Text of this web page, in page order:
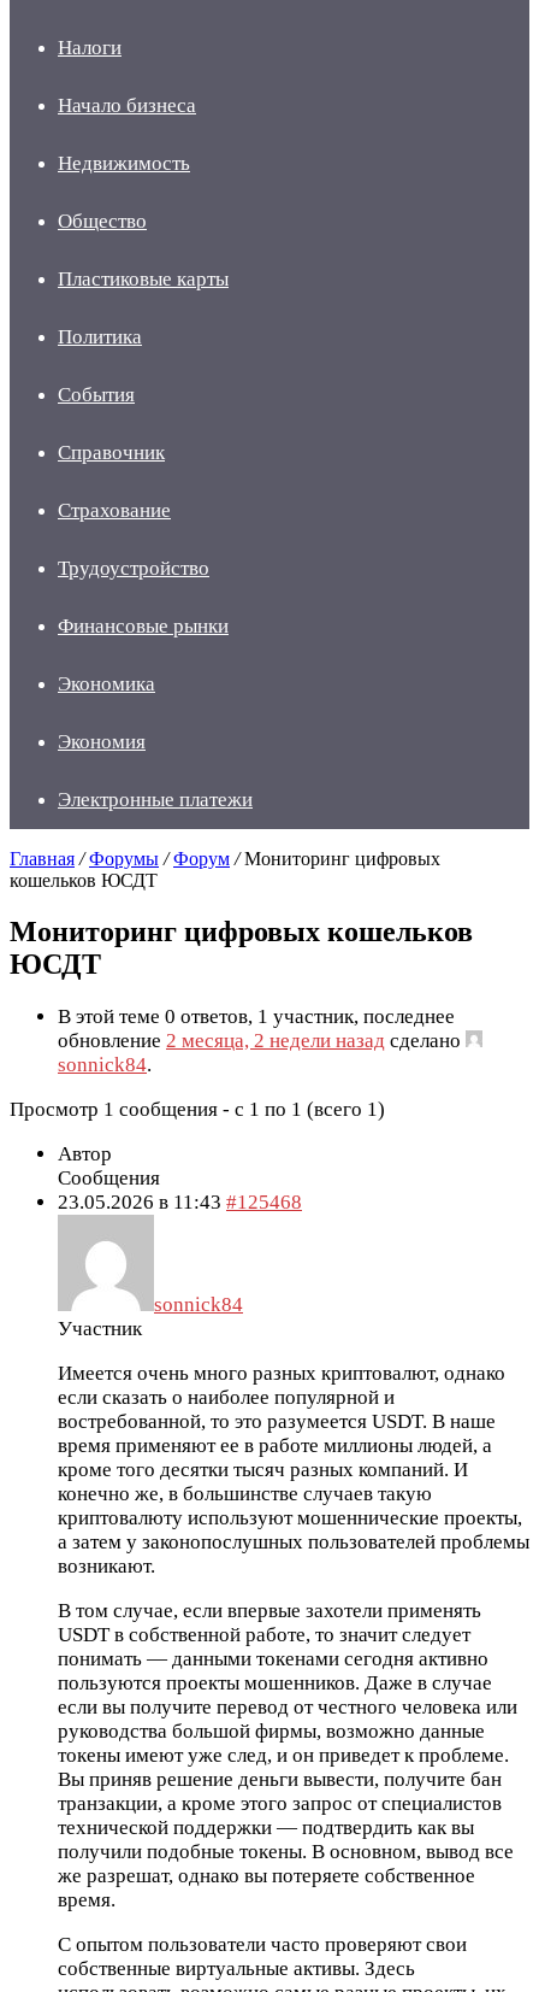
Налоги
Начало бизнеса
Недвижимость
Общество
Пластиковые карты
Политика
События
Справочник
Страхование
Трудоустройство
Финансовые рынки
Экономика
Экономия
Электронные платежи
Главная / Форумы / Форум / Мониторинг цифровых
кошельков ЮСДТ
Мониторинг цифровых кошельков
ЮСДТ
В этой теме 0 ответов, 1 участник, последнее
обновление 2 месяца, 2 недели назад сделано
sonnick84.
Просмотр 1 сообщения - с 1 по 1 (всего 1)
Автор
Сообщения
23.05.2026 в 11:43 #125468
sonnick84
Участник
Имеется очень много разных криптовалют, однако
если сказать о наиболее популярной и
востребованной, то это разумеется USDT. В наше
время применяют ее в работе миллионы людей, а
кроме того десятки тысяч разных компаний. И
конечно же, в большинстве случаев такую
криптовалюту используют мошеннические проекты,
а затем у законопослушных пользователей проблемы
возникают.
В том случае, если впервые захотели применять
USDT в собственной работе, то значит следует
понимать — данными токенами сегодня активно
пользуются проекты мошенников. Даже в случае
если вы получите перевод от честного человека или
руководства большой фирмы, возможно данные
токены имеют уже след, и он приведет к проблеме.
Вы приняв решение деньги вывести, получите бан
транзакции, а кроме этого запрос от специалистов
технической поддержки — подтвердить как вы
получили подобные токены. В основном, вывод все
же разрешат, однако вы потеряете собственное
время.
С опытом пользователи часто проверяют свои
собственные виртуальные активы. Здесь